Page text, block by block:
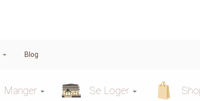
Blog
Manger Se Loger